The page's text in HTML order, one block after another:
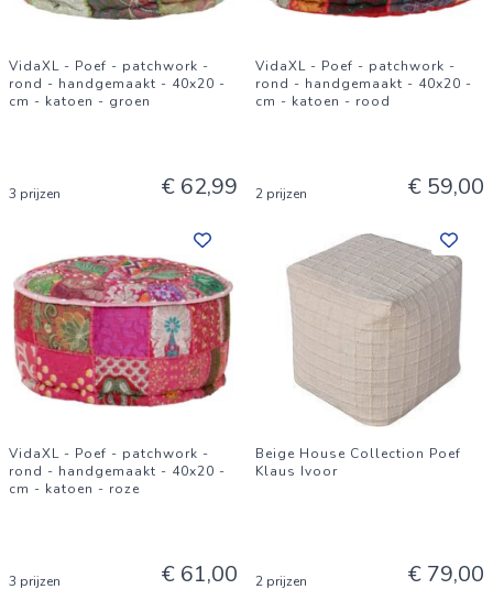
VidaXL - Poef - patchwork -
rond - handgemaakt - 40x20 -
cm - katoen - groen
3 prijzen € 62,99
VidaXL - Poef - patchwork -
rond - handgemaakt - 40x20 -
cm - katoen - rood
2 prijzen € 59,00
VidaXL - Poef - patchwork -
rond - handgemaakt - 40x20 -
cm - katoen - roze
3 prijzen € 61,00
Beige House Collection Poef
Klaus Ivoor
2 prijzen € 79,00